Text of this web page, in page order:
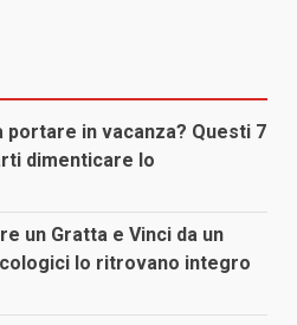
portare in vacanza? Questi 7
dimenticare lo
un Gratta e Vinci da un
lo ritrovano integro